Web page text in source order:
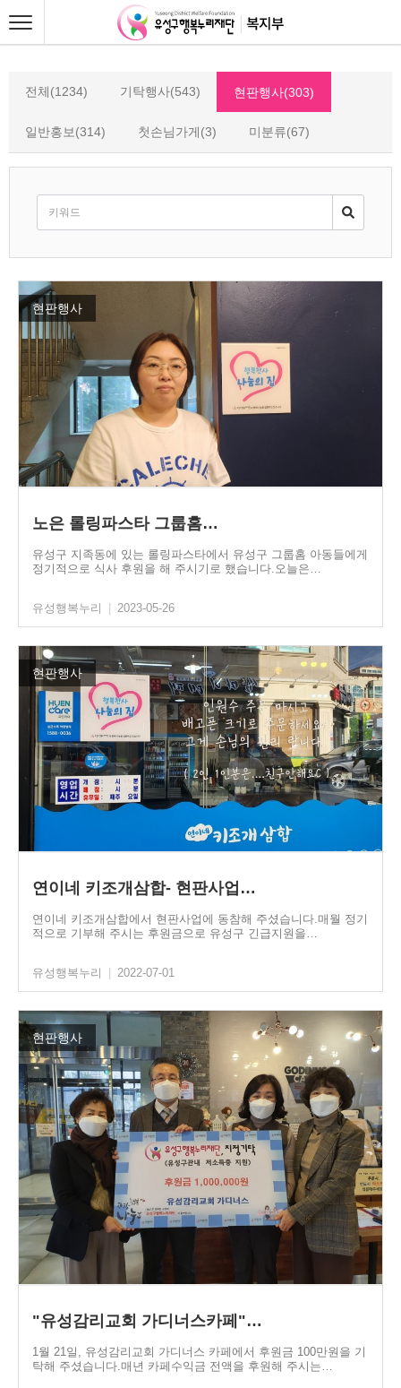
전체(1234) 기탁행사(543) 현판행사(303)
일반홍보(314) 첫손님가게(3) 미분류(67)
현판행사
노은 롤링파스타 그룹홈…
유성구 지족동에 있는 롤링파스타에서 유성구 그룹홈 아동들에게
정기적으로 식사 후원을 해 주시기로 했습니다.오늘은…
유성행복누리 2023-05-26
현판행사
연이네 키조개삼합- 현판사업…
연이네 키조개삼합에서 현판사업에 동참해 주셨습니다.매월 정기
적으로 기부해 주시는 후원금으로 유성구 긴급지원을…
유성행복누리 2022-07-01
현판행사
"유성감리교회 가디너스카페"…
1월 21일, 유성감리교회 가디너스 카페에서 후원금 100만원을 기
탁해 주셨습니다.매년 카페수익금 전액을 후원해 주시는…